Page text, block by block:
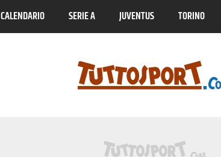
CALENDARIO SERIE A JUVENTUS TORINO